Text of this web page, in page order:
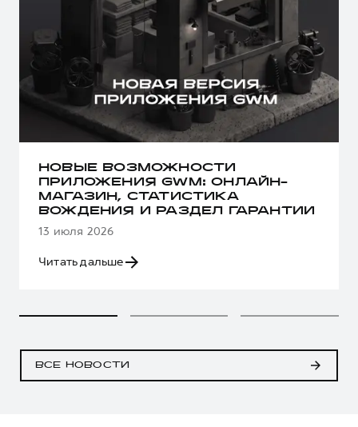
НОВЫЕ ВОЗМОЖНОСТИ
ПРИЛОЖЕНИЯ GWM: ОНЛАЙН-
МАГАЗИН, СТАТИСТИКА
ВОЖДЕНИЯ И РАЗДЕЛ ГАРАНТИИ
13 июля 2026
Читать дальше
ВСЕ НОВОСТИ